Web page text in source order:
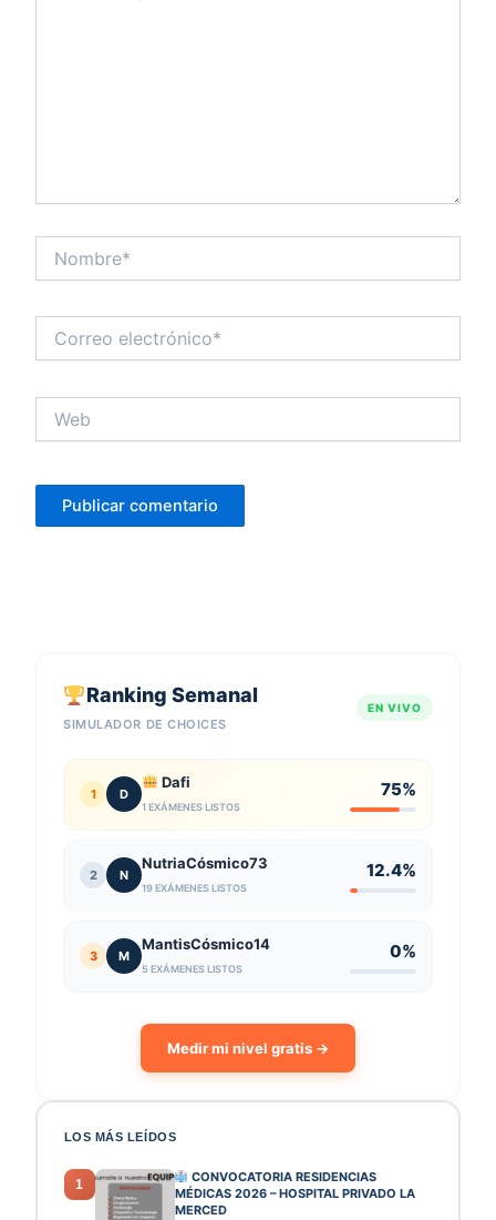
electrónico*
Ranking Semanal
SIMULADOR DE CHOICES
EN VIVO
1 D
Dafi
1 EXÁMENES LISTOS
75%
2 N
NutriaCósmico73
19 EXÁMENES LISTOS
12.4%
3 M
MantisCósmico14
5 EXÁMENES LISTOS
0%
Medir mi nivel gratis →
LOS MÁS LEÍDOS
1
CONVOCATORIA RESIDENCIAS
MÉDICAS 2026 – HOSPITAL PRIVADO LA
MERCED